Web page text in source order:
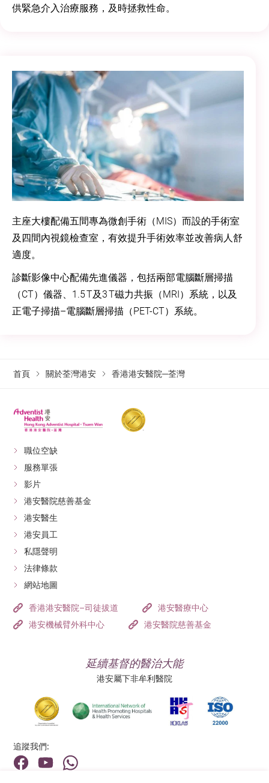
供緊急介入治療服務，及時拯救性命。
主座大樓配備五間專為微創手術（MIS）而設的手術室
及四間內視鏡檢查室，有效提升手術效率並改善病人舒
適度。
診斷影像中心配備先進儀器，包括兩部電腦斷層掃描
（CT）儀器、1.5 T及3 T磁力共振（MRI）系統，以及
正電子掃描–電腦斷層掃描（PET-CT）系統。
首頁 關於荃灣港安 香港港安醫院─荃灣
職位空缺
服務單張
影片
港安醫院慈善基金
港安醫生
港安員工
私隱聲明
法律條款
網站地圖
香港港安醫院–司徒拔道
港安醫療中心
港安機械臂外科中心
港安醫院慈善基金
延續基督的醫治大能
港安屬下非牟利醫院
追蹤我們: